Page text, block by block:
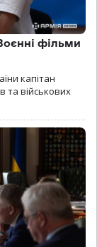
фільми
капітан
та військових